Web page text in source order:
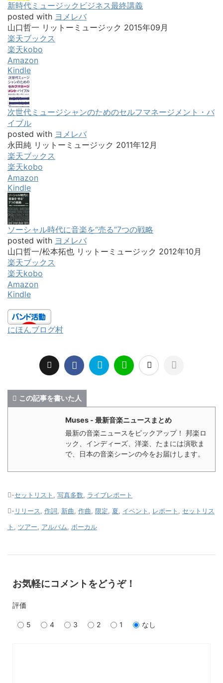
新時代ミュージックビジネス最終講義
posted with ヨメレバ
山口哲一 リットーミュージック 2015年09月
楽天ブックス
楽天kobo
Amazon
Kindle
次世代ミュージシャンのためのセルフマネージメント・バ
イブル
posted with ヨメレバ
永田純 リットーミュージック 2011年12月
楽天ブックス
楽天kobo
Amazon
Kindle
ソーシャル時代に音楽を“売る”7つの戦略
posted with ヨメレバ
山口哲一/松本拓也 リットーミュージック 2012年10月
楽天ブックス
楽天kobo
Amazon
Kindle
にほんブログ村
この記事を書いた人
Muses - 最新音楽ニュースまとめ
最新の音楽ニュースをピックアップ！ 邦楽ロ
ック、インディーズ、洋楽、たまには演歌ま
で、日本の音楽シーンの今をお届けします。
-セットリスト 写真多数
ライブレポート
- リリース 作詞 新曲 作曲 限定 夏 イベント レポート
セットリス
ト
ツアー アルバム ボーカル
お気軽にコメントをどうぞ！
評価
5 4 3 2 1 なし